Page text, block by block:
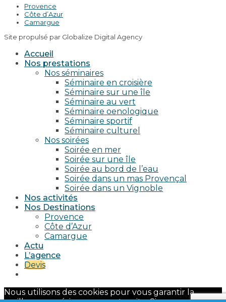
Provence
Côte d’Azur
Camargue
Site propulsé par Globalize Digital Agency
Accueil
Nos prestations
Nos séminaires
Séminaire en croisière
Séminaire sur une île
Séminaire au vert
Séminaire oenologique
Séminaire sportif
Séminaire culturel
Nos soirées
Soirée en mer
Soirée sur une île
Soirée au bord de l’eau
Soirée dans un mas Provençal
Soirée dans un Vignoble
Nos activités
Nos Destinations
Provence
Côte d’Azur
Camargue
Actu
L’agence
Devis
Nous utilisons des cookies pour vous garantir la